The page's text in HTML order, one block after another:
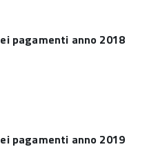
pagamenti anno 2018
pagamenti anno 2019